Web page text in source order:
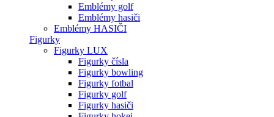
Emblémy golf
Emblémy hasiči
Emblémy HASIČI
Figurky
Figurky LUX
Figurky čísla
Figurky bowling
Figurky fotbal
Figurky golf
Figurky hasiči